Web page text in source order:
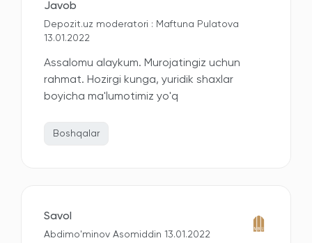
Javob
Depozit.uz moderatori : Maftuna Pulatova
13.01.2022
Assalomu alaykum. Murojatingiz uchun
rahmat. Hozirgi kunga, yuridik shaxlar
boyicha ma'lumotimiz yo'q
Boshqalar
Savol
Abdimo'minov Asomiddin 13.01.2022